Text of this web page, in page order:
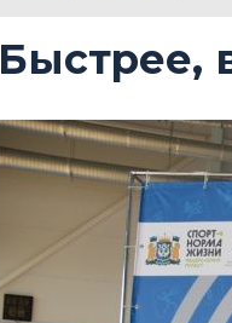
Быстрее,